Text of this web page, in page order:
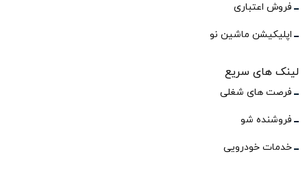
فروش اعتباری
اپلیکیشن ماشین نو
لینک های سریع
فرصت های شغلی
فروشنده شو
خدمات خودرویی